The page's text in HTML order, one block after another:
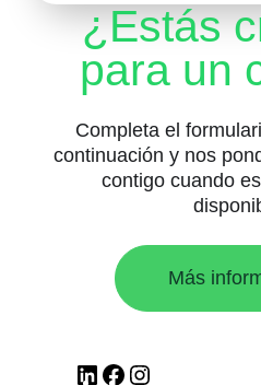
¿Estás
para un
Completa el
continuación y nos
contigo cuando
Más
LinkedInFacebook